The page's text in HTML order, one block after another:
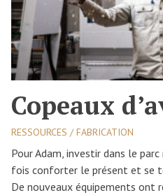
Copeaux
RESSOURCES / FABRICATION
Pour Adam, investir dans le parc
fois conforter le présent et se
De nouveaux équipements ont